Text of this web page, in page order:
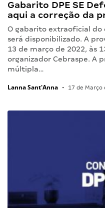
Gabarito DPE SE
aqui a correção da
O gabarito extraoficial do
será disponibilizado. A
13 de março de 2022, às
organizador Cebraspe. A
múltipla…
Lanna Sant'Anna • 17 de Março